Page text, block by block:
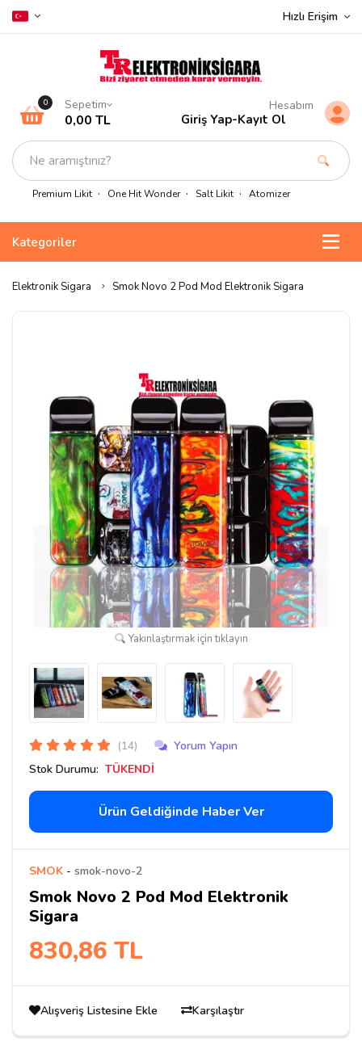
Hızlı Erişim
Premium Likit One Hit Wonder Salt Likit Atomizer
0 Sepetim
0,00 TL
Hesabım
Giriş Yap-Kayıt Ol
Kategoriler
Elektronik Sigara Smok Novo 2 Pod Mod Elektronik Sigara
Yakınlaştırmak için tıklayın
(14)
Yorum Yapın
Stok Durumu: TÜKENDİ
Ürün Geldiğinde Haber Ver
SMOK - smok-novo-2
Smok Novo 2 Pod Mod Elektronik
Sigara
830,86 TL
Alışveriş Listesine Ekle Karşılaştır